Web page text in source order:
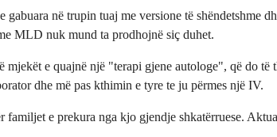
gabuara në trupin tuaj me versione të
MLD nuk mund ta prodhojnë siç duhet.
e quajnë një "terapi gjene autologe", që do
dhe më pas kthimin e tyre te ju përmes një IV.
e prekura nga kjo gjendje shkatërruese.